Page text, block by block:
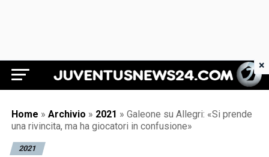
Juventus News 24
Home » Archivio » 2021 » Galeone su Allegri: «Si prende
una rivincita, ma ha giocatori in confusione»
2021
×